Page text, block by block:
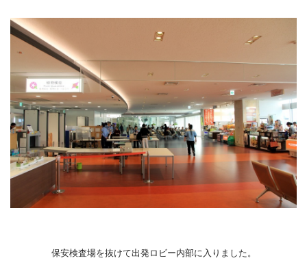
保安検査場を抜けて出発ロビー内部に入りました。